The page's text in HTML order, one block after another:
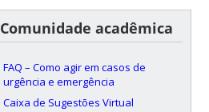
Comunidade acadêmica
FAQ – Como agir em casos de
urgência e emergência
Caixa de Sugestões Virtual